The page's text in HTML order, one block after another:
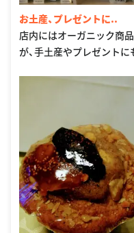
お土産、プレゼントに..
店内にはオーガニック商
が、手土産やプレゼント